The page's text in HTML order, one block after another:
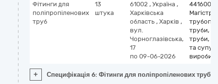
Фітинги для
поліпропіленових
труб
13
штука
61002 , Україна ,
Харківська
область , Харків ,
вул.
Чорноглазівська,
17
по 09-06-2026
труби,
труби,
та
вироби
+ Специфікація 6: Фітинги для поліпропіленових труб